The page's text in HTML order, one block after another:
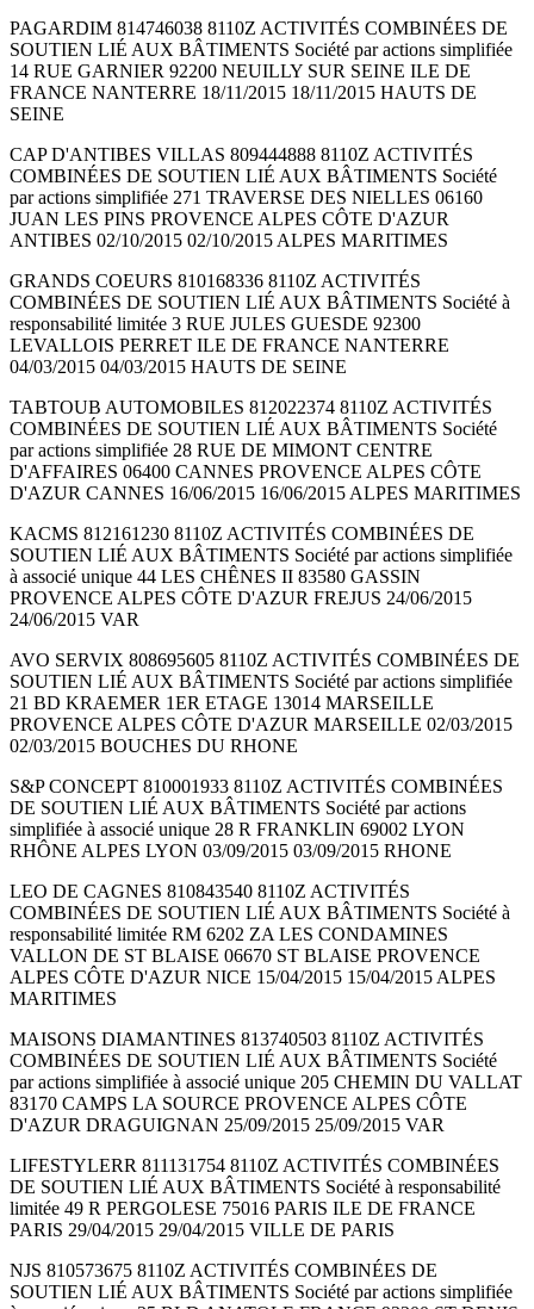
PAGARDIM 814746038 8110Z ACTIVITÉS COMBINÉES DE
SOUTIEN LIÉ AUX BÂTIMENTS Société par actions simplifiée
14 RUE GARNIER 92200 NEUILLY SUR SEINE ILE DE
FRANCE NANTERRE 18/11/2015 18/11/2015 HAUTS DE
SEINE
CAP D'ANTIBES VILLAS 809444888 8110Z ACTIVITÉS
COMBINÉES DE SOUTIEN LIÉ AUX BÂTIMENTS Société
par actions simplifiée 271 TRAVERSE DES NIELLES 06160
JUAN LES PINS PROVENCE ALPES CÔTE D'AZUR
ANTIBES 02/10/2015 02/10/2015 ALPES MARITIMES
GRANDS COEURS 810168336 8110Z ACTIVITÉS
COMBINÉES DE SOUTIEN LIÉ AUX BÂTIMENTS Société à
responsabilité limitée 3 RUE JULES GUESDE 92300
LEVALLOIS PERRET ILE DE FRANCE NANTERRE
04/03/2015 04/03/2015 HAUTS DE SEINE
TABTOUB AUTOMOBILES 812022374 8110Z ACTIVITÉS
COMBINÉES DE SOUTIEN LIÉ AUX BÂTIMENTS Société
par actions simplifiée 28 RUE DE MIMONT CENTRE
D'AFFAIRES 06400 CANNES PROVENCE ALPES CÔTE
D'AZUR CANNES 16/06/2015 16/06/2015 ALPES MARITIMES
KACMS 812161230 8110Z ACTIVITÉS COMBINÉES DE
SOUTIEN LIÉ AUX BÂTIMENTS Société par actions simplifiée
à associé unique 44 LES CHÊNES II 83580 GASSIN
PROVENCE ALPES CÔTE D'AZUR FREJUS 24/06/2015
24/06/2015 VAR
AVO SERVIX 808695605 8110Z ACTIVITÉS COMBINÉES DE
SOUTIEN LIÉ AUX BÂTIMENTS Société par actions simplifiée
21 BD KRAEMER 1ER ETAGE 13014 MARSEILLE
PROVENCE ALPES CÔTE D'AZUR MARSEILLE 02/03/2015
02/03/2015 BOUCHES DU RHONE
S&P CONCEPT 810001933 8110Z ACTIVITÉS COMBINÉES
DE SOUTIEN LIÉ AUX BÂTIMENTS Société par actions
simplifiée à associé unique 28 R FRANKLIN 69002 LYON
RHÔNE ALPES LYON 03/09/2015 03/09/2015 RHONE
LEO DE CAGNES 810843540 8110Z ACTIVITÉS
COMBINÉES DE SOUTIEN LIÉ AUX BÂTIMENTS Société à
responsabilité limitée RM 6202 ZA LES CONDAMINES
VALLON DE ST BLAISE 06670 ST BLAISE PROVENCE
ALPES CÔTE D'AZUR NICE 15/04/2015 15/04/2015 ALPES
MARITIMES
MAISONS DIAMANTINES 813740503 8110Z ACTIVITÉS
COMBINÉES DE SOUTIEN LIÉ AUX BÂTIMENTS Société
par actions simplifiée à associé unique 205 CHEMIN DU VALLAT
83170 CAMPS LA SOURCE PROVENCE ALPES CÔTE
D'AZUR DRAGUIGNAN 25/09/2015 25/09/2015 VAR
LIFESTYLERR 811131754 8110Z ACTIVITÉS COMBINÉES
DE SOUTIEN LIÉ AUX BÂTIMENTS Société à responsabilité
limitée 49 R PERGOLESE 75016 PARIS ILE DE FRANCE
PARIS 29/04/2015 29/04/2015 VILLE DE PARIS
NJS 810573675 8110Z ACTIVITÉS COMBINÉES DE
SOUTIEN LIÉ AUX BÂTIMENTS Société par actions simplifiée